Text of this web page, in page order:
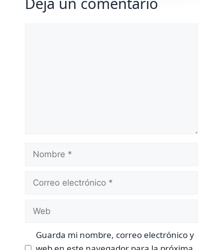
Nombre
Correo
Web
Guarda mi nombre, correo electrónico y